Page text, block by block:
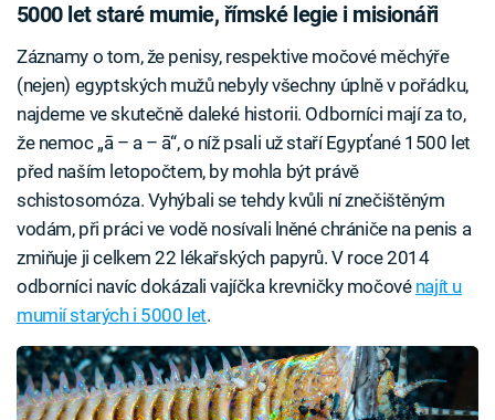
5000 let staré mumie, římské legie i misionáři
Záznamy o tom, že penisy, respektive močové měchýře
(nejen) egyptských mužů nebyly všechny úplně v pořádku,
najdeme ve skutečně daleké historii. Odborníci mají za to,
že nemoc „ā – a – ā“, o níž psali už staří Egypťané 1500 let
před naším letopočtem, by mohla být právě
schistosomóza. Vyhýbali se tehdy kvůli ní znečištěným
vodám, při práci ve vodě nosívali lněné chrániče na penis a
zmiňuje ji celkem 22 lékařských papyrů. V roce 2014
odborníci navíc dokázali vajíčka krevničky močové najít u
mumií starých i 5000 let.